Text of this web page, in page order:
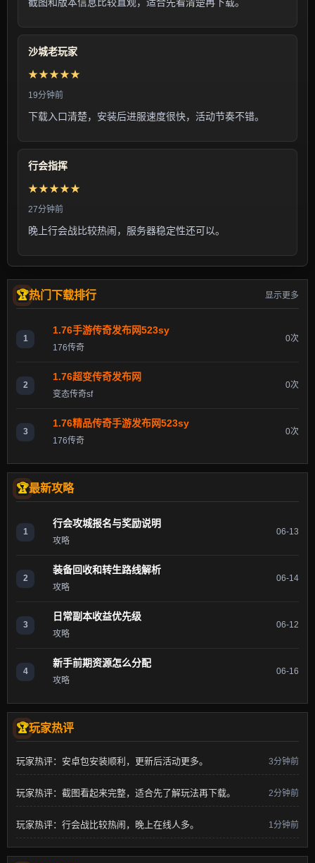
沙城老玩家
★★★★★
19分钟前
下载入口清楚，安装后进服速度很快，活动节奏不错。
行会指挥
★★★★★
27分钟前
晚上行会战比较热闹，服务器稳定性还可以。
热门下载排行 显示更多
1
1.76手游传奇发布网523sy
176传奇
0次
2
1.76超变传奇发布网
变态传奇sf
0次
3
1.76精品传奇手游发布网523sy
176传奇
0次
最新攻略
1
行会攻城报名与奖励说明
攻略
06-13
2
装备回收和转生路线解析
攻略
06-14
3
日常副本收益优先级
攻略
06-12
4
新手前期资源怎么分配
攻略
06-16
玩家热评
玩家热评：安卓包安装顺利，更新后活动更多。 3分钟前
玩家热评：截图看起来完整，适合先了解玩法再下载。 2分钟前
玩家热评：行会战比较热闹，晚上在线人多。 1分钟前